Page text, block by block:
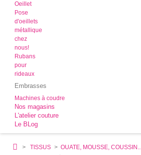
Oeillet
Pose
d'oeillets
métallique
chez
nous!
Rubans
pour
rideaux
Embrasses
Machines à coudre
Nos magasins
L'atelier couture
Le BLog
> TISSUS > OUATE, MOUSSE,